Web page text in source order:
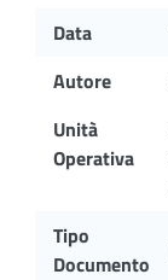
Data
Autore
Unità
Operativa
Tipo
Documento